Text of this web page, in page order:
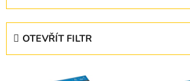
z
OTEVŘÍT FILTR